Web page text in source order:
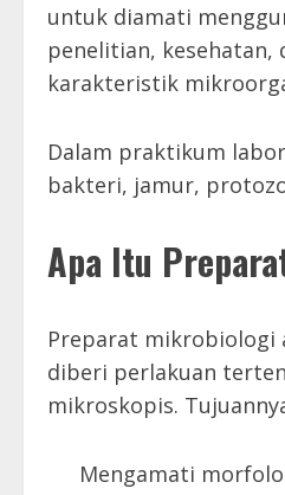
untuk diamati
penelitian,
karakteristik
Dalam praktikum
bakteri, jamur,
Apa Itu
Preparat mikrobiologi
diberi perlakuan
mikroskopis.
Mengamati